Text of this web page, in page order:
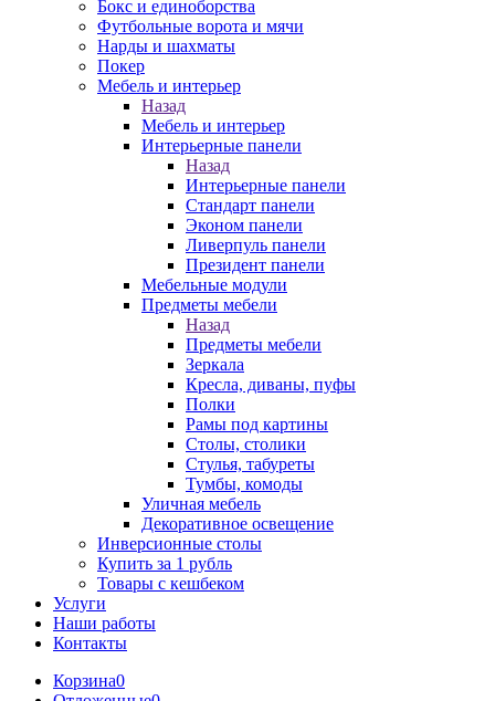
Бокс и единоборства
Футбольные ворота и мячи
Нарды и шахматы
Покер
Мебель и интерьер
Назад
Мебель и интерьер
Интерьерные панели
Назад
Интерьерные панели
Стандарт панели
Эконом панели
Ливерпуль панели
Президент панели
Мебельные модули
Предметы мебели
Назад
Предметы мебели
Зеркала
Кресла, диваны, пуфы
Полки
Рамы под картины
Столы, столики
Стулья, табуреты
Тумбы, комоды
Уличная мебель
Декоративное освещение
Инверсионные столы
Купить за 1 рубль
Товары с кешбеком
Услуги
Наши работы
Контакты
Корзина0